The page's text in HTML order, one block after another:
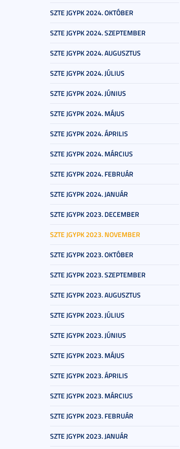
SZTE JGYPK 2024. OKTÓBER
SZTE JGYPK 2024. SZEPTEMBER
SZTE JGYPK 2024. AUGUSZTUS
SZTE JGYPK 2024. JÚLIUS
SZTE JGYPK 2024. JÚNIUS
SZTE JGYPK 2024. MÁJUS
SZTE JGYPK 2024. ÁPRILIS
SZTE JGYPK 2024. MÁRCIUS
SZTE JGYPK 2024. FEBRUÁR
SZTE JGYPK 2024. JANUÁR
SZTE JGYPK 2023. DECEMBER
SZTE JGYPK 2023. NOVEMBER
SZTE JGYPK 2023. OKTÓBER
SZTE JGYPK 2023. SZEPTEMBER
SZTE JGYPK 2023. AUGUSZTUS
SZTE JGYPK 2023. JÚLIUS
SZTE JGYPK 2023. JÚNIUS
SZTE JGYPK 2023. MÁJUS
SZTE JGYPK 2023. ÁPRILIS
SZTE JGYPK 2023. MÁRCIUS
SZTE JGYPK 2023. FEBRUÁR
SZTE JGYPK 2023. JANUÁR